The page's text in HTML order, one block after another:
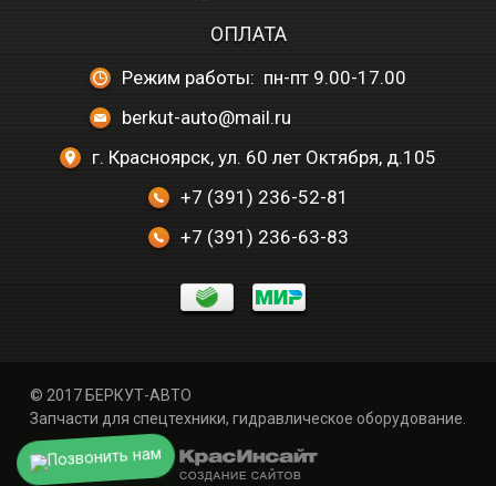
ОПЛАТА
Режим работы: пн-пт 9.00-17.00
berkut-auto@mail.ru
г. Красноярск, ул. 60 лет Октября, д.105
+7 (391) 236-52-81
+7 (391) 236-63-83
© 2017 БЕРКУТ-АВТО
Запчасти для спецтехники, гидравлическое оборудование.